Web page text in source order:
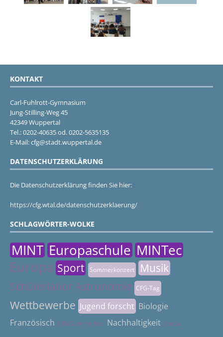
KONTAKT
Carl-Fuhlrott-Gymnasium
Jung-Stilling-Weg 45
42349 Wuppertal
Tel.: 0202-40635 od. 0202-5635135
E-Mail: cfg@stadt.wuppertal.de
DATENSCHUTZERKLÄRUNG
Die Datenschutzerklärung finden Sie hier:
https://cfg.wtal.de/datenschutzerklaerung/
SCHLAGWÖRTER-WOLKE
MINT Europaschule MINTec
Europa Sport Sommerkonzert
Musik
Schülerlabor Astronomie CFG-Tag
Wettbewerbe Jugend forscht Biologie
Französisch CFG Sommerfest Nachhaltigkeit Abitur